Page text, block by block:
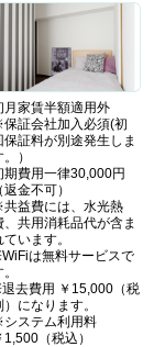
月家賃半額適用外
証会社加入必須(初
保証料が別途発生しま
）
期費用一律30,000円
（返金不可）
益費には、水光熱
、共用消耗品代が含ま
ています。
は無料サービスで
去費用 ￥15,000（税
）になります。
ステム利用料
1,500（税込）